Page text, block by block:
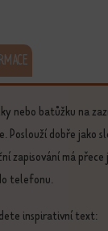
nebo batůžku na
Poslouží dobře jako
zapisování má
telefonu.
inspirativní text: